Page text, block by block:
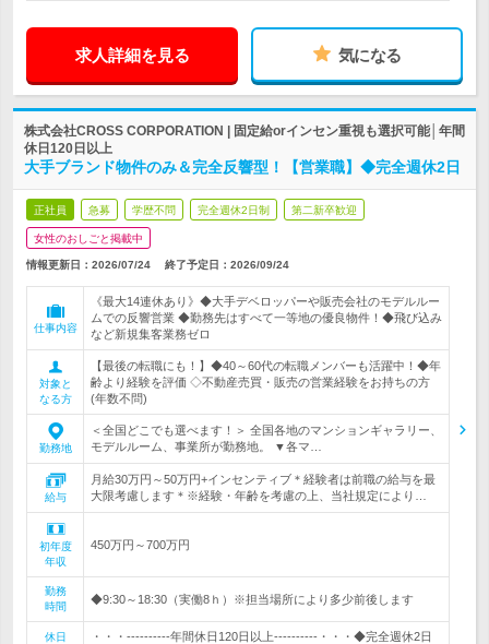
求人詳細を見る 気になる
株式会社CROSS CORPORATION | 固定給orインセン重視も選択可能│年間
休日120日以上
大手ブランド物件のみ＆完全反響型！【営業職】◆完全週休2日
正社員 急募 学歴不問 完全週休2日制 第二新卒歓迎
女性のおしごと掲載中
情報更新日：2026/07/24 終了予定日： 2026/09/24
仕事内容
《最大14連休あり》◆大手デベロッパーや販売会社のモデルルー
ムでの反響営業 ◆勤務先はすべて一等地の優良物件！◆飛び込み
など新規集客業務ゼロ
対象と
なる方
【最後の転職にも！】◆40～60代の転職メンバーも活躍中！◆年
齢より経験を評価 ◇不動産売買・販売の営業経験をお持ちの方
(年数不問)
勤務地
＜全国どこでも選べます！＞ 全国各地のマンションギャラリー、
モデルルーム、事業所が勤務地。 ▼各マ…
給与
月給30万円～50万円+インセンティブ＊経験者は前職の給与を最
大限考慮します＊※経験・年齢を考慮の上、当社規定により…
初年度
年収
450万円～700万円
勤務
時間
◆9:30～18:30（実働8ｈ）※担当場所により多少前後します
休日
・・・----------年間休日120日以上----------・・・◆完全週休2日